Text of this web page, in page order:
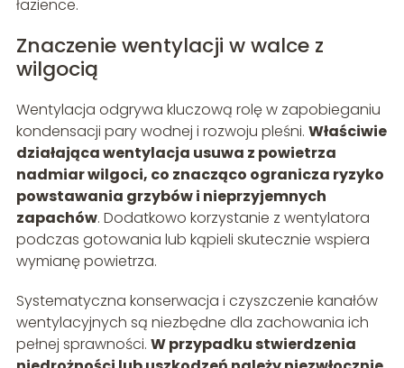
łazience.
Znaczenie wentylacji w walce z
wilgocią
Wentylacja odgrywa kluczową rolę w zapobieganiu
kondensacji pary wodnej i rozwoju pleśni. Właściwie
działająca wentylacja usuwa z powietrza
nadmiar wilgoci, co znacząco ogranicza ryzyko
powstawania grzybów i nieprzyjemnych
zapachów. Dodatkowo korzystanie z wentylatora
podczas gotowania lub kąpieli skutecznie wspiera
wymianę powietrza.
Systematyczna konserwacja i czyszczenie kanałów
wentylacyjnych są niezbędne dla zachowania ich
pełnej sprawności. W przypadku stwierdzenia